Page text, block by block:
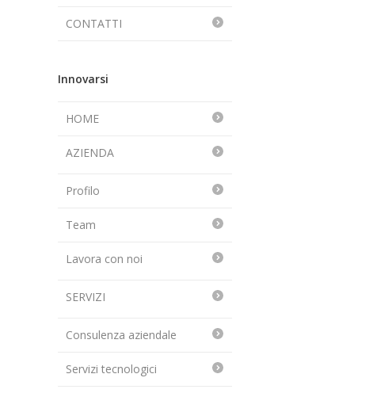
CONTATTI
Innovarsi
HOME
AZIENDA
Profilo
Team
Lavora con noi
SERVIZI
Consulenza aziendale
Servizi tecnologici